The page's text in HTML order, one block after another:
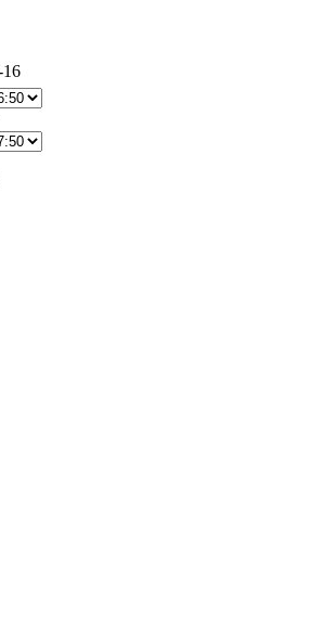
16